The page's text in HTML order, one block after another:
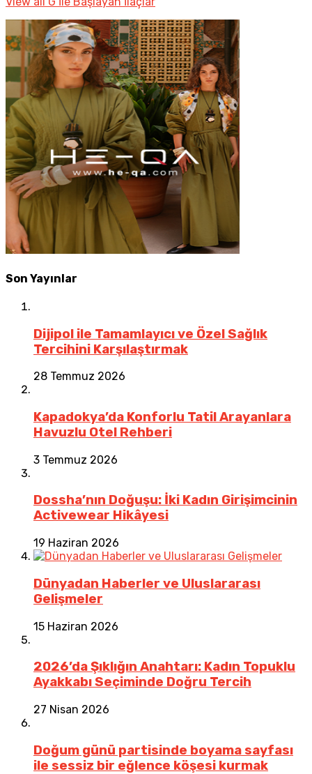
Son Yayınlar
Dijipol ile Tamamlayıcı ve Özel Sağlık
Tercihini Karşılaştırmak
28 Temmuz 2026
Kapadokya’da Konforlu Tatil Arayanlara
Havuzlu Otel Rehberi
3 Temmuz 2026
Dossha’nın Doğuşu: İki Kadın Girişimcinin
Activewear Hikâyesi
19 Haziran 2026
Dünyadan Haberler ve Uluslararası
Gelişmeler
15 Haziran 2026
2026’da Şıklığın Anahtarı: Kadın Topuklu
Ayakkabı Seçiminde Doğru Tercih
27 Nisan 2026
Doğum günü partisinde boyama sayfası
ile sessiz bir eğlence köşesi kurmak